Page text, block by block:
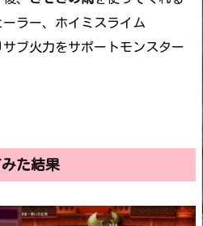
ラー、ホイミスライム
ブ火力をサポートモンスター
た結果